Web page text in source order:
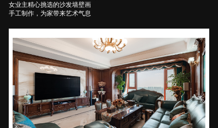
女业主精心挑选的沙发墙壁画
手工制作，为家带来艺术气息